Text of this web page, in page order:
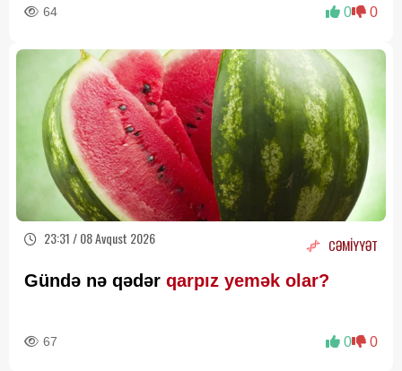
64 0 0
23:31 / 08 Avqust 2026 CƏMİYYƏT
Gündə nə qədər qarpız yemək olar?
67 0 0